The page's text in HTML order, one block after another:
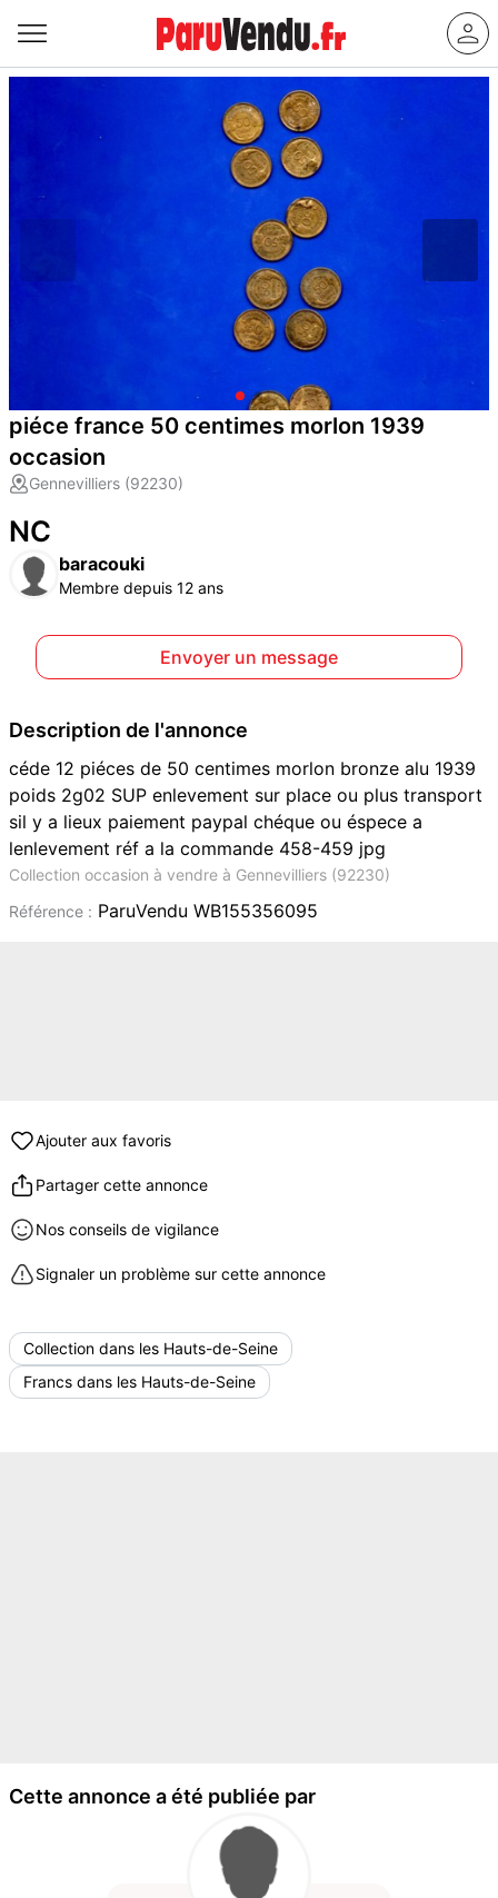
piéce france 50 centimes morlon 1939
occasion
Gennevilliers (92230)
NC
baracouki
Membre depuis 12 ans
Envoyer un message
Description de l'annonce
céde 12 piéces de 50 centimes morlon bronze alu 1939
poids 2g02 SUP enlevement sur place ou plus transport
sil y a lieux paiement paypal chéque ou éspece a
lenlevement réf a la commande 458-459 jpg
Collection occasion à vendre à Gennevilliers (92230)
Référence : ParuVendu WB155356095
Ajouter aux favoris
Partager cette annonce
Nos conseils de vigilance
Signaler un problème sur cette annonce
Collection dans les Hauts-de-Seine
Francs dans les Hauts-de-Seine
Cette annonce a été publiée par